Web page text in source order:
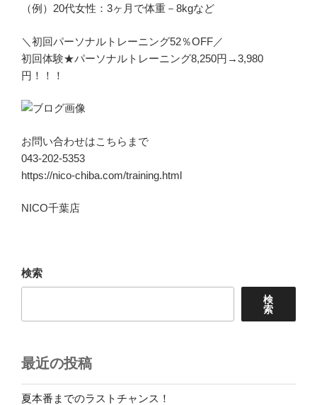
（例）20代女性：3ヶ月で体重－8kgなど
＼初回パーソナルトレーニング52％OFF／
初回体験★パーソナルトレーニング8,250円→3,980
円！！！
お問い合わせはこちらまで
043-202-5353
https://nico-chiba.com/training.html
NICO千葉店
検索
検
索
最近の投稿
夏本番までのラストチャンス！